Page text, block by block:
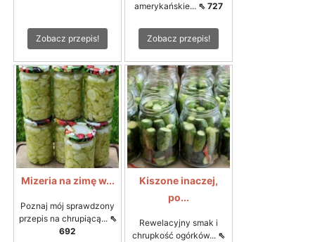
Zobacz przepis!
amerykańskie... ⇖ 727
Zobacz przepis!
Mizeria na zimę w...
Poznaj mój sprawdzony
przepis na chrupiącą... ⇖
692
Kiszone inaczej,
po...
Rewelacyjny smak i
chrupkość ogórków... ⇖